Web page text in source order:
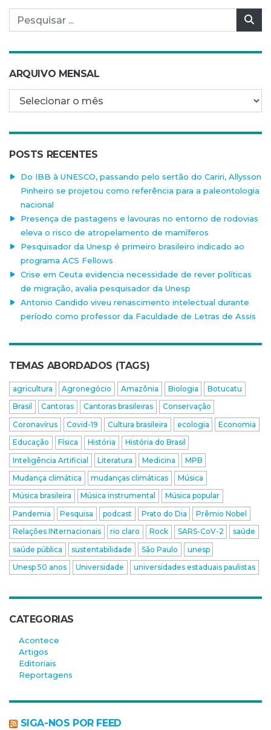
Pesquisar por:
ARQUIVO MENSAL
Arquivo mensal
POSTS RECENTES
Do IBB à UNESCO, passando pelo sertão do Cariri, Allysson
Pinheiro se projetou como referência para a paleontologia
nacional
Presença de pastagens e lavouras no entorno de rodovias
eleva o risco de atropelamento de mamíferos
Pesquisador da Unesp é primeiro brasileiro indicado ao
programa ACS Fellows
Crise em Ceuta evidencia necessidade de rever políticas
de migração, avalia pesquisador da Unesp
Antonio Candido viveu renascimento intelectual durante
período como professor da Faculdade de Letras de Assis
TEMAS ABORDADOS (TAGS)
agricultura Agronegócio Amazônia Biologia
Botucatu
Brasil
Cantoras Cantoras brasileiras
Conservação
Coronavírus
Covid-19 Cultura brasileira ecologia
Economia
Educação
Física História
História do Brasil
Inteligência Artificial
Literatura Medicina
MPB
Mudança climática
mudanças climáticas
Música
Música brasileira
Música instrumental
Música popular
Pandemia
Pesquisa podcast Prato do Dia
Prêmio Nobel
Relações INternacionais
rio claro Rock SARS-CoV-2
saúde
saúde pública
sustentabilidade São Paulo
unesp
Unesp 50 anos
Universidade universidades estaduais paulistas
CATEGORIAS
Acontece
Artigos
Editoriais
Reportagens
SIGA-NOS POR FEED